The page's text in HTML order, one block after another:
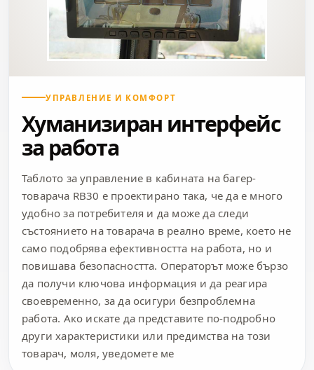
УПРАВЛЕНИЕ И КОМФОРТ
Хуманизиран интерфейс
за работа
Таблото за управление в кабината на багер-
товарача RB30 е проектирано така, че да е много
удобно за потребителя и да може да следи
състоянието на товарача в реално време, което не
само подобрява ефективността на работа, но и
повишава безопасността. Операторът може бързо
да получи ключова информация и да реагира
своевременно, за да осигури безпроблемна
работа. Ако искате да представите по-подробно
други характеристики или предимства на този
товарач, моля, уведомете ме